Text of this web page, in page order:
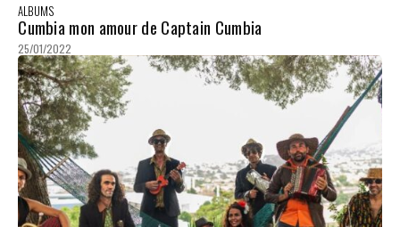
ALBUMS
Cumbia mon amour de Captain Cumbia
25/01/2022